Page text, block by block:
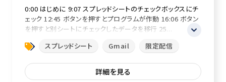
0:00 はじめに 9:07 スプレッドシートのチェックボックスにチ
ェック 12:45 ボタンを押すとプログラムが作動 16:06 ボタン
を押すと別シートにチェックしたデータを移行 25...
スプレッドシート
Gmail 限定配信
詳細を見る